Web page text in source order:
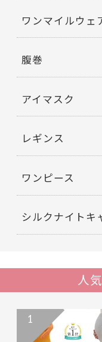
ワンマイルウェ
腹巻
アイマスク
レギンス
ワンピース
シルクナイトキ
人
1